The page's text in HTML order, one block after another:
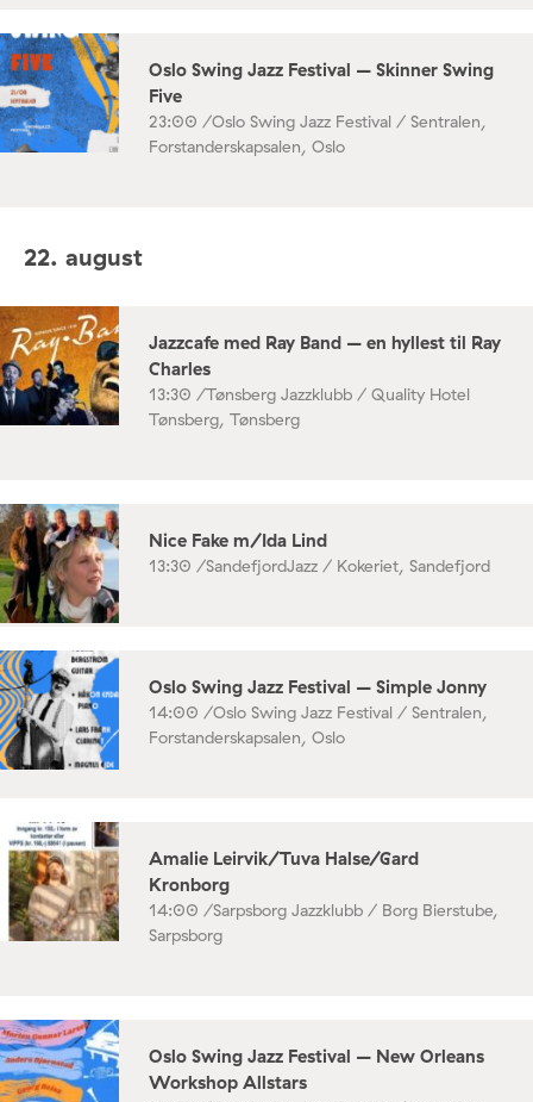
Oslo Swing Jazz Festival – Skinner Swing
Five
23:00 /Oslo Swing Jazz Festival / Sentralen,
Forstanderskapsalen, Oslo
22. august
Jazzcafe med Ray Band – en hyllest til Ray
Charles
13:30 /Tønsberg Jazzklubb / Quality Hotel
Tønsberg, Tønsberg
Nice Fake m/Ida Lind
13:30 /SandefjordJazz / Kokeriet, Sandefjord
Oslo Swing Jazz Festival – Simple Jonny
14:00 /Oslo Swing Jazz Festival / Sentralen,
Forstanderskapsalen, Oslo
Amalie Leirvik/Tuva Halse/Gard
Kronborg
14:00 /Sarpsborg Jazzklubb / Borg Bierstube,
Sarpsborg
Oslo Swing Jazz Festival – New Orleans
Workshop Allstars